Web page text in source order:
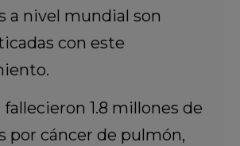
a nivel mundial son
con este
fallecieron 1.8 millones de
por cáncer de pulmón,